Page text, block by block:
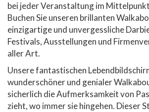
bei jeder Veranstaltung im
Buchen Sie unseren brillanten
einzigartige und unvergessliche
Festivals, Ausstellungen und
aller Art.
Unsere fantastischen
wunderschöner und genialer
sicherlich die Aufmerksamkeit von
zieht, wo immer sie hingehen. Dieser